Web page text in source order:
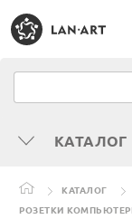
КАТАЛОГ
КАТАЛОГ
РОЗЕТКИ